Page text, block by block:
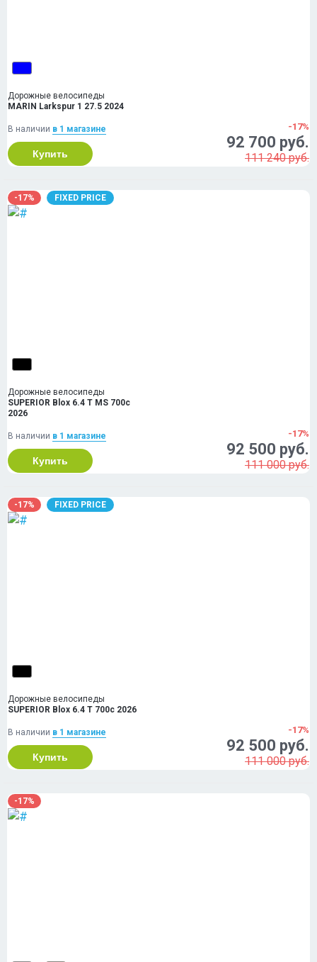
Дорожные велосипеды
MARIN Larkspur 1 27.5 2024
В наличии в 1 магазинe
Купить
-17%
92 700 руб.
111 240 руб.
-17% FIXED PRICE
Дорожные велосипеды
SUPERIOR Blox 6.4 T MS 700c
2026
В наличии в 1 магазинe
Купить
-17%
92 500 руб.
111 000 руб.
-17% FIXED PRICE
Дорожные велосипеды
SUPERIOR Blox 6.4 T 700c 2026
В наличии в 1 магазинe
Купить
-17%
92 500 руб.
111 000 руб.
-17%